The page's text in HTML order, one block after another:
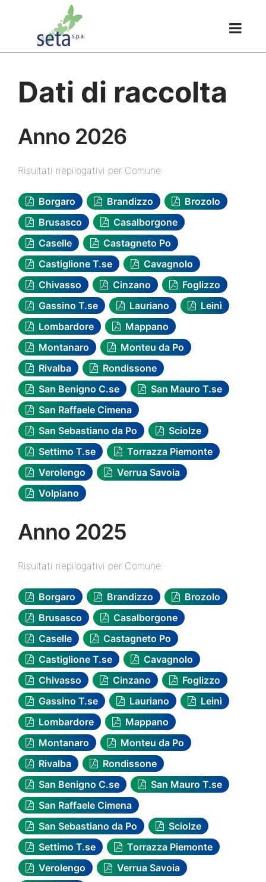
Dati di raccolta
Anno 2026
Risultati riepilogativi per Comune:
Borgaro Brandizzo
Brozolo
Brusasco
Casalborgone
Caselle
Castagneto Po
Castiglione T.se
Cavagnolo
Chivasso
Cinzano
Foglizzo
Gassino T.se
Lauriano
Leinì
Lombardore
Mappano
Montanaro
Monteu da Po
Rivalba
Rondissone
San Benigno C.se
San Mauro T.se
San Raffaele Cimena
San Sebastiano da Po
Sciolze
Settimo T.se
Torrazza Piemonte
Verolengo
Verrua Savoia
Volpiano
Anno 2025
Risultati riepilogativi per Comune:
Borgaro Brandizzo
Brozolo
Brusasco
Casalborgone
Caselle
Castagneto Po
Castiglione T.se
Cavagnolo
Chivasso
Cinzano
Foglizzo
Gassino T.se
Lauriano
Leinì
Lombardore
Mappano
Montanaro
Monteu da Po
Rivalba
Rondissone
San Benigno C.se
San Mauro T.se
San Raffaele Cimena
San Sebastiano da Po
Sciolze
Settimo T.se
Torrazza Piemonte
Verolengo
Verrua Savoia